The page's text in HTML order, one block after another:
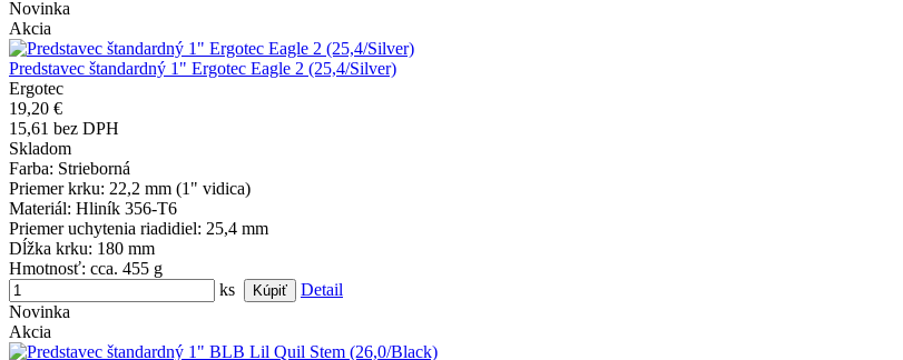
Novinka
Akcia
Predstavec štandardný 1" Ergotec Eagle 2 (25,4/Silver)
Ergotec
19,20 €
15,61 bez DPH
Skladom
Farba: Strieborná
Priemer krku: 22,2 mm (1" vidica)
Materiál: Hliník 356-T6
Priemer uchytenia riadidiel: 25,4 mm
Dĺžka krku: 180 mm
Hmotnosť: cca. 455 g
ks
Detail
Novinka
Akcia